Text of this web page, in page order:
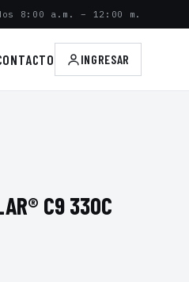
8:00 a.m. – 12:00 m.
INGRESAR
C9 330C